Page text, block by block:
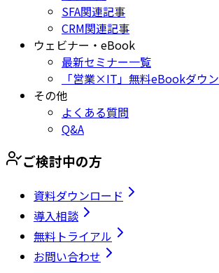
SFA関連記事
CRM関連記事
ウェビナー・eBook
最新セミナー一覧
「営業×IT」無料eBookダウ
その他
よくある質問
Q&A
ご検討中の方
資料ダウンロード
導入相談
無料トライアル
お問い合わせ